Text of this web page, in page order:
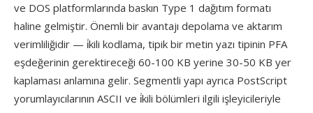
ve DOS platformlarında baskın Type 1 dağıtım formatı
haline gelmiştir. Önemli bir avantajı depolama ve aktarım
verimliliğidir — i̇kili kodlama, tipik bir metin yazı tipinin PFA
eşdeğerinin gerektireceği 60-100 KB yerine 30-50 KB yer
kaplaması anlamına gelir. Segmentli yapı ayrıca PostScript
yorumlayıcılarının ASCII ve i̇kili bölümleri ilgili işleyicileriyle